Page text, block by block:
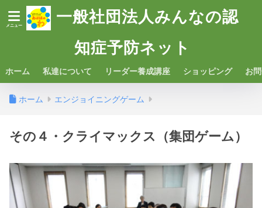
一般社団法人みんなの認
知症予防ネット
ホーム 私達について リーダー養成講座 ショッピング お
ホーム エンジョイニングゲーム
その４・クライマックス（集団ゲーム）